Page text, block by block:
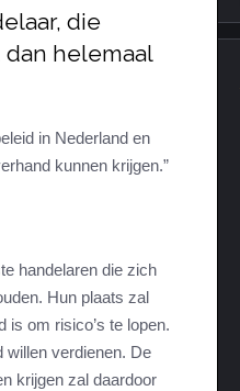
die
helemaal
in Nederland en
kunnen krijgen.”
handelaren die zich
Hun plaats zal
is om risico’s te lopen.
willen verdienen. De
krijgen zal daardoor